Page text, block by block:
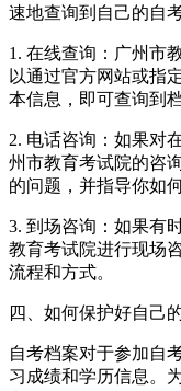
速地查询到自己的自
1. 在线查询：广州市
以通过官方网站或指
本信息，即可查询到
2. 电话咨询：如果对
州市教育考试院的咨
的问题，并指导你如
3. 到场咨询：如果有
教育考试院进行现场
流程和方式。
四、如何保护好自己
自考档案对于参加自
习成绩和学历信息。